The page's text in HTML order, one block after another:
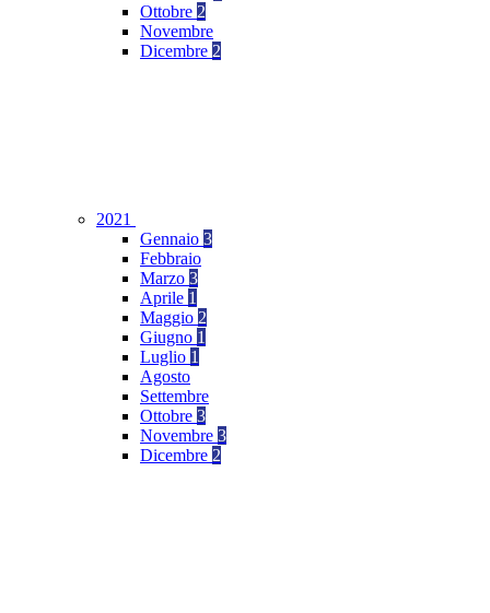
Ottobre 2
Novembre
Dicembre 2
2021
Gennaio 3
Febbraio
Marzo 3
Aprile 1
Maggio 2
Giugno 1
Luglio 1
Agosto
Settembre
Ottobre 3
Novembre 3
Dicembre 2